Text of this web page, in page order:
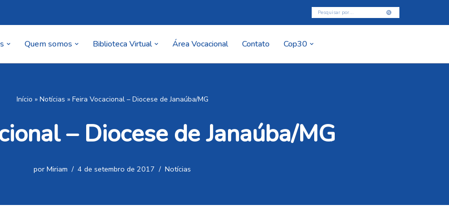
Quem somos Biblioteca Virtual Área Vocacional Contato Cop30
Início » Notícias » Feira Vocacional – Diocese de Janaúba/MG
– Diocese de Janaúba/MG
por Miriam 4 de setembro de 2017 Notícias